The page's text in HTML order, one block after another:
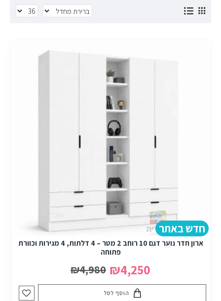
חדש באתר
ארון חדר נוער דגם 10 רוחב 2 מטר – 4 דלתות, 4 מגירות וכוורת
פתוחה
₪4,250
₪4,980
הוסף לסל